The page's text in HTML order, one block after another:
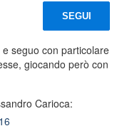
SEGUI
seguo con particolare
giocando però con
Carioca: